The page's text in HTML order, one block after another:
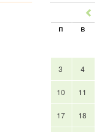
п в
3 4
10 11
17 18